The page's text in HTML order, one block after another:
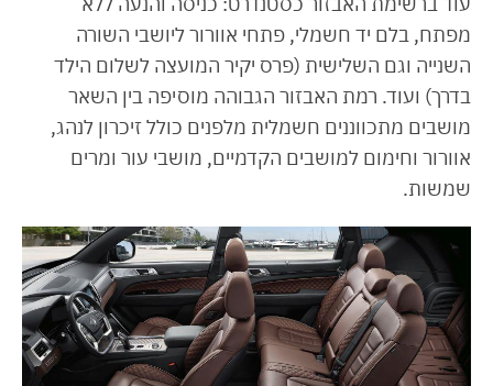
מפתח, בלם יד חשמלי, פתחי אוורור ליושבי השורה
השנייה וגם השלישית (פרס יקיר המועצה לשלום הילד
בדרך) ועוד. רמת האבזור הגבוהה מוסיפה בין השאר
מושבים מתכווננים חשמלית מלפנים כולל זיכרון לנהג,
אוורור וחימום למושבים הקדמיים, מושבי עור ומרים
שמשות.